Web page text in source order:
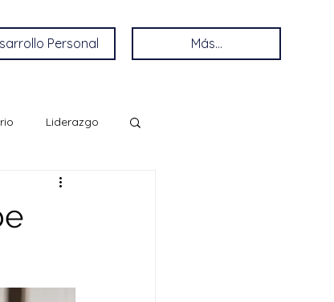
Personal Más...
Liderazgo